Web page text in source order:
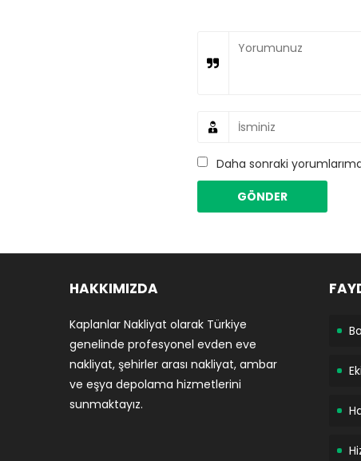
Daha sonraki
HAKKIMIZDA
Kaplanlar Nakliyat olarak Türkiye
genelinde profesyonel evden eve
nakliyat, şehirler arası nakliyat, ambar
ve eşya depolama hizmetlerini
sunmaktayız.